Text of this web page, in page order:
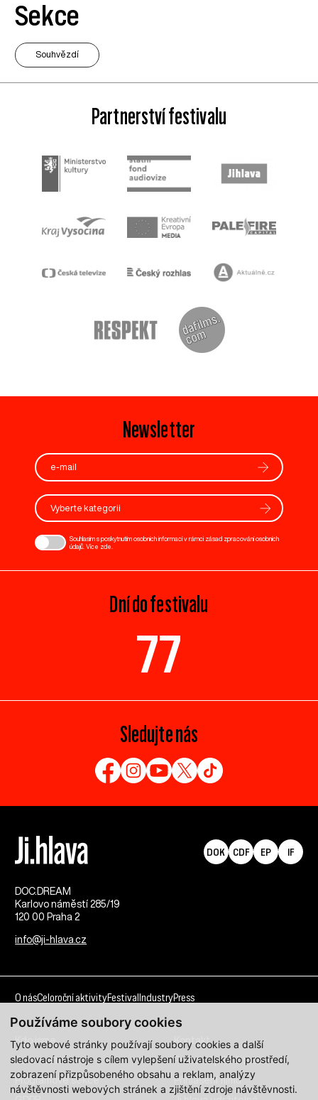
Používáme soubory cookies
Tyto webové stránky používají soubory cookies a další
sledovací nástroje s cílem vylepšení uživatelského prostředí,
zobrazení přizpůsobeného obsahu a reklam, analýzy
návštěvnosti webových stránek a zjištění zdroje návštěvnosti.
Sekce
Souhvězdí
Partnerství festivalu
Newsletter
Vyberte kategorii
Souhlasím s poskytnutím osobních informací v rámci zásad zpracování osobních
údajů. Více zde
Dní do festivalu
77
Sledujte nás
DOC.DREAM​
Karlovo náměstí 285/19
120 00 Praha 2
info@ji-hlava.cz
DOK CDF EP IF
O násCeloroční aktivityFestival IndustryPress
Kdo jsme
Kontakt
Partnerství
Pracovní příležitosti
Programové sekce
Přihlášení filmu